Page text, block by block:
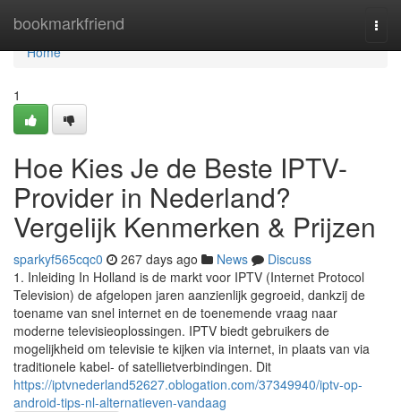
bookmarkfriend
Home
Home
1
Hoe Kies Je de Beste IPTV-
Provider in Nederland?
Vergelijk Kenmerken & Prijzen
sparkyf565cqc0 267 days ago News
Discuss
1. Inleiding In Holland is de markt voor IPTV (Internet Protocol
Television) de afgelopen jaren aanzienlijk gegroeid, dankzij de
toename van snel internet en de toenemende vraag naar
moderne televisieoplossingen. IPTV biedt gebruikers de
mogelijkheid om televisie te kijken via internet, in plaats van via
traditionele kabel- of satellietverbindingen. Dit
https://iptvnederland52627.oblogation.com/37349940/iptv-op-
android-tips-nl-alternatieven-vandaag